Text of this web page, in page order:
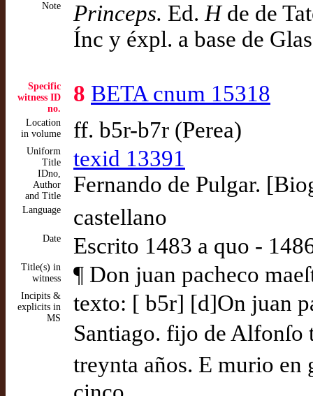
Note Princeps. Ed. Hde de
Ínc y éxpl. a base de
Specific
witness ID
no.
8 BETA cnum 15318
Location
in volume
ff. b5r-b7r (Perea)
Uniform
Title
IDno,
Author
and Title
texid 13391
Fernando de Pulgar.
Language castellano
Date Escrito 1483 a quo -
Title(s) in
witness
¶ Don juan pacheco
Incipits &
explicits in
MS
texto: [ b5r] [d]On juan
Santiago. fijo de
treynta años. E murio en